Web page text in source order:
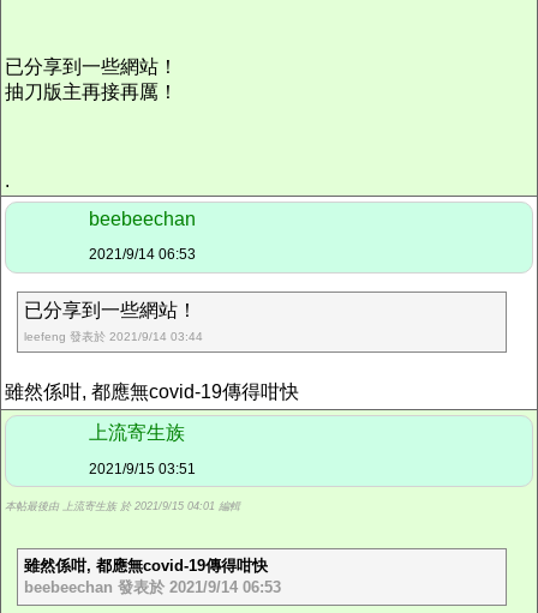
已分享到一些網站！
抽刀版主再接再厲！
.
beebeechan
2021/9/14 06:53
已分享到一些網站！
leefeng 發表於 2021/9/14 03:44
雖然係咁, 都應無covid-19傳得咁快
上流寄生族
2021/9/15 03:51
本帖最後由 上流寄生族 於 2021/9/15 04:01 編輯
雖然係咁, 都應無covid-19傳得咁快
beebeechan 發表於 2021/9/14 06:53